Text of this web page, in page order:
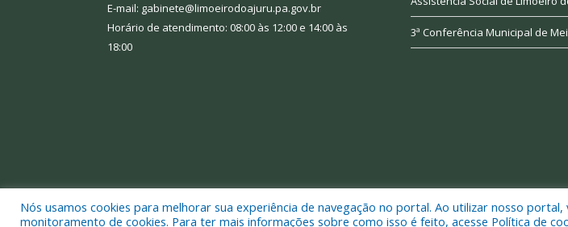
E-mail: gabinete@limoeirodoajuru.pa.gov.br
Horário de atendimento: 08:00 às 12:00 e 14:00 às
18:00
3ª Conferência Municipal de
Todos os direitos reservados a Prefeitura Municipal de Limoeiro do Ajuru.
Nós usamos cookies para melhorar sua experiência de navegação no portal. Ao utilizar nosso
monitoramento de cookies. Para ter mais informações sobre como isso é feito, acesse Política de